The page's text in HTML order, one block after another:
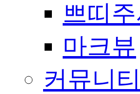
쁘띠
마크뷰
커뮤니티